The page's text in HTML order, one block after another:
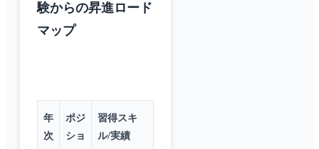
験からの昇進ロード
マップ
年
次
ポジ
ショ
習得スキ
ル/実績